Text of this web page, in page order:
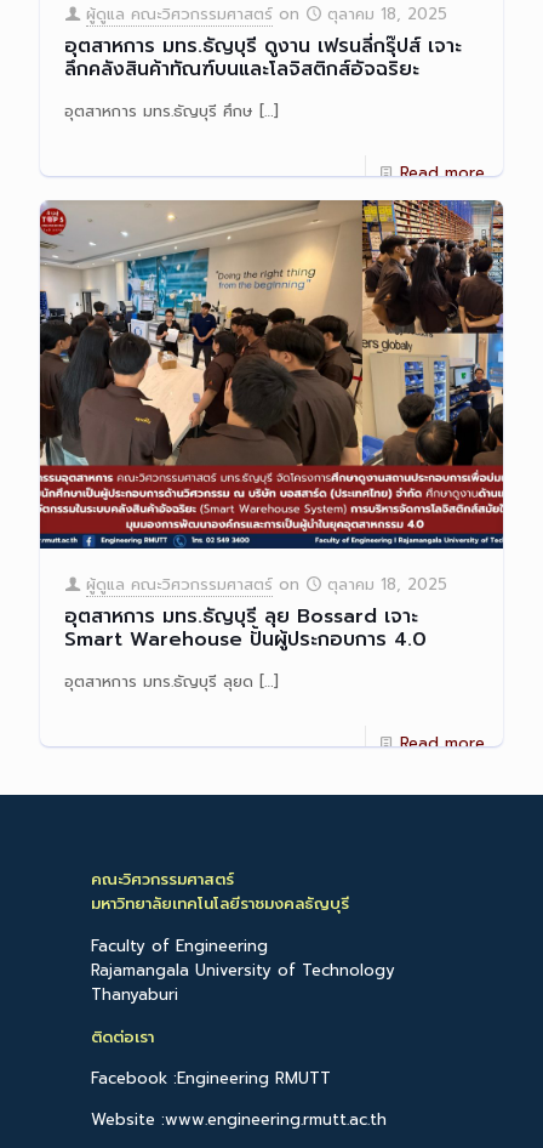
ผู้ดูแล คณะวิศวกรรมศาสตร์ on ตุลาคม 18, 2025
อุตสาหการ มทร.ธัญบุรี ดูงาน เฟรนลี่กรุ๊ปส์ เจาะ
ลึกคลังสินค้าทัณฑ์บนและโลจิสติกส์อัจฉริยะ
อุตสาหการ มทร.ธัญบุรี ศึกษ […]
Read more
ผู้ดูแล คณะวิศวกรรมศาสตร์ on ตุลาคม 18, 2025
อุตสาหการ มทร.ธัญบุรี ลุย Bossard เจาะ
Smart Warehouse ปั้นผู้ประกอบการ 4.0
อุตสาหการ มทร.ธัญบุรี ลุยด […]
Read more
คณะวิศวกรรมศาสตร์
มหาวิทยาลัยเทคโนโลยีราชมงคลธัญบุรี
Faculty of Engineering
Rajamangala University of Technology
Thanyaburi
ติดต่อเรา
Facebook :Engineering RMUTT
Website :www.engineering.rmutt.ac.th